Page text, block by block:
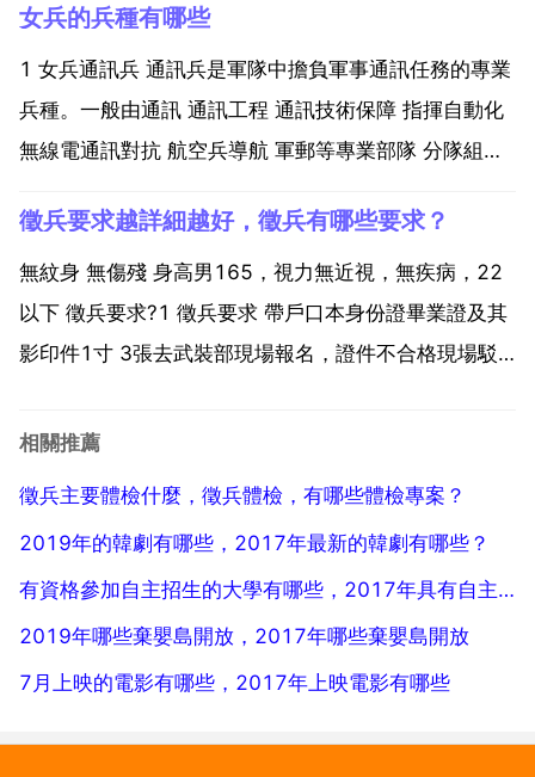
先前是5.19的 5.26長沙站 6.2綿陽站 6.9重慶站 6.16
成都站 ...
女兵的兵種有哪些
1 女兵通訊兵 通訊兵是軍隊中擔負軍事通訊任務的專業
兵種。一般由通訊 通訊工程 通訊技術保障 指揮自動化
無線電通訊對抗 航空兵導航 軍郵等專業部隊 分隊組
的通訊聯絡 進行無線電通訊干擾和反干擾 組織實施海
區觀通 航空兵導航勤務和野戰軍郵勤務。通訊兵對...
徵兵要求越詳細越好，徵兵有哪些要求？
無紋身 無傷殘 身高男165，視力無近視，無疾病，22
以下 徵兵要求?1 徵兵要求 帶戶口本身份證畢業證及其
影印件1寸 3張去武裝部現場報名，證件不合格現場駁
檢標準進行了調整，主要有四個方面 一是身高標準的調
相關推薦
徵兵主要體檢什麼，徵兵體檢，有哪些體檢專案？
2019年的韓劇有哪些，2017年最新的韓劇有哪些？
有資格參加自主招生的大學有哪些，2017年具有自主招生資格的高校有哪些
2019年哪些棄嬰島開放，2017年哪些棄嬰島開放
7月上映的電影有哪些，2017年上映電影有哪些